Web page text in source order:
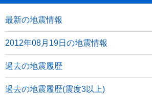
最新の地震情報
2012年08月19日の地震情報
過去の地震履歴
過去の地震履歴(震度3以上)